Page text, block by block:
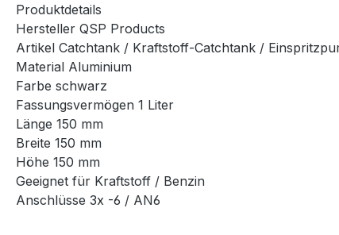
Produktdetails
Hersteller QSP Products
Artikel Catchtank / Kraftstoff-Catchtank /
Material Aluminium
Farbe schwarz
Fassungsvermögen 1 Liter
Länge 150 mm
Breite 150 mm
Höhe 150 mm
Geeignet für Kraftstoff / Benzin
Anschlüsse 3x -6 / AN6